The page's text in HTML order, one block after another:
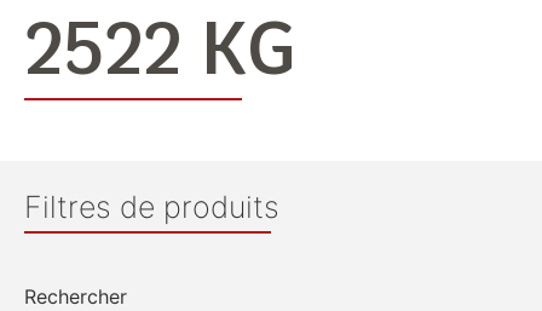
2522 KG
Filtres de produits
Rechercher